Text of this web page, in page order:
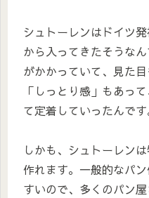
シュトーレンはドイツ
から入ってきたそうな
がかかっていて、見た
「しっとり感」もあっ
て定着していったんです
しかも、シュトーレン
作れます。一般的なパ
すいので、多くのパン